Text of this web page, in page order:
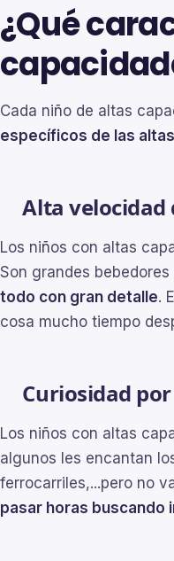
¿Qué
Cada niño de altas
específicos de las
Alta velocidad
Los niños con altas
Son grandes
todo con gran detalle.
cosa mucho tiempo
Curiosidad
Los niños con altas
algunos les encantan
ferrocarriles,...pero no
pasar horas buscando